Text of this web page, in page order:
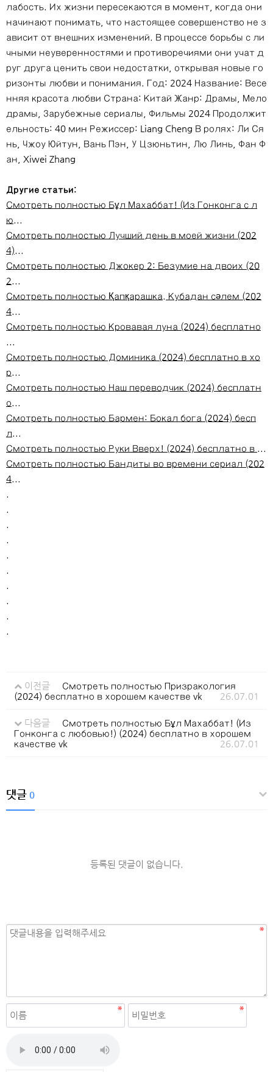
лабость. Их жизни пересекаются в момент, когда они
начинают понимать, что настоящее совершенство не з
ависит от внешних изменений. В процессе борьбы с ли
чными неуверенностями и противоречиями они учат д
руг друга ценить свои недостатки, открывая новые го
ризонты любви и понимания. Год: 2024 Название: Весе
нняя красота любви Страна: Китай Жанр: Драмы, Мело
драмы, Зарубежные сериалы, Фильмы 2024 Продолжит
ельность: 40 мин Режиссер: Liang Cheng В ролях: Ли Ся
нь, Чжоу Юйтун, Вань Пэн, У Цзюньтин, Лю Линь, Фан Ф
ан, Xiwei Zhang
Другие статьи:
Смотреть полностью Бұл Махаббат! (Из Гонконга с л
ю...
Смотреть полностью Лучший день в моей жизни (202
4)...
Смотреть полностью Джокер 2: Безумие на двоих (20
2...
Смотреть полностью Қапқарашка. Кубадан сәлем (202
4...
Смотреть полностью Кровавая луна (2024) бесплатно
Смотреть полностью Доминика (2024) бесплатно в хо
р...
Смотреть полностью Наш переводчик (2024) бесплатн
о...
Смотреть полностью Бармен: Бокал бога (2024) бесп
л...
Смотреть полностью Руки Вверх! (2024) бесплатно в ...
Смотреть полностью Бандиты во времени сериал (202
4...
이전글
Смотреть полностью Призракология
(2024) бесплатно в хорошем качестве vk
26.07.01
다음글
Смотреть полностью Бұл Махаббат! (Из
Гонконга с любовью!) (2024) бесплатно в хорошем
качестве vk
26.07.01
댓글 0
등록된 댓글이 없습니다.